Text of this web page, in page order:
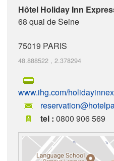
Hôtel Holiday Inn
68 quai de Seine
75019 PARIS
48.888522 , 2.378294
tel : 0800 906 569